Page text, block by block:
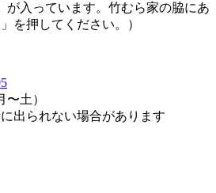
が入っています。竹むら家の脇にあ
を押してください。）
〜土）
出られない場合があります